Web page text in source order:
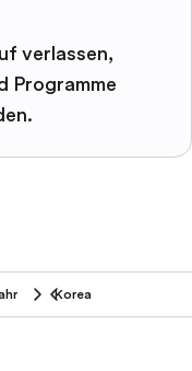
verlassen,
Programme
Korea